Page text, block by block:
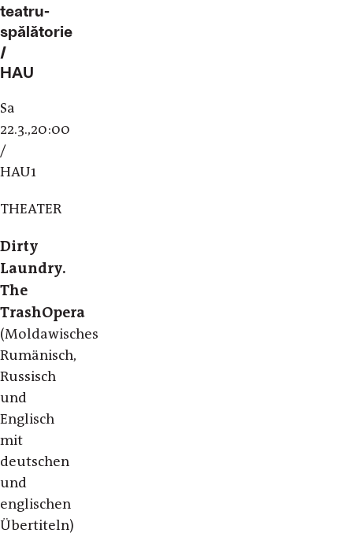
teatru-
spălătorie
/
HAU
Sa
22.3.,20:00
/
HAU1
THEATER
Dirty
Laundry.
The
TrashOpera
(Moldawisches
Rumänisch,
Russisch
und
Englisch
mit
deutschen
und
englischen
Übertiteln)